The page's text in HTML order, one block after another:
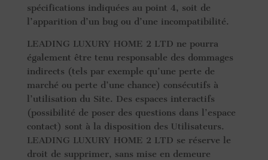
spécifications indiquées au point 4, soit de
l’apparition d’un bug ou d’une incompatibilité.
LEADING LUXURY HOME 2 LTD ne pourra
également être tenu responsable des dommages
indirects (tels par exemple qu’une perte de
marché ou perte d’une chance) consécutifs à
l’utilisation du Site. Des espaces interactifs
(possibilité de poser des questions dans l’espace
contact) sont à la disposition des Utilisateurs.
LEADING LUXURY HOME 2 LTD se réserve le
droit de supprimer, sans mise en demeure